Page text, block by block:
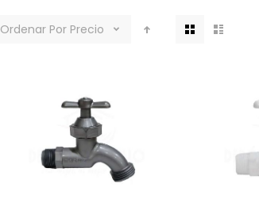
Ordenar Por Precio
Ver
como